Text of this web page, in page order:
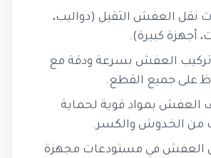
نقل العفش الثقيل (دواليب،
أجهزة كبيرة).
العفش بسرعة ودقة مع
على جميع القطع.
العفش بمواد قوية لحماية
من الخدوش والكسر.
العفش في مستودعات مجهزة